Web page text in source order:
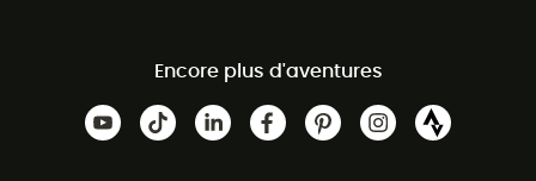
Encore plus d'aventures